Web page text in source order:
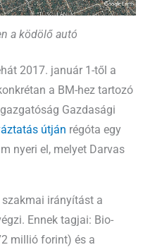
a ködölő autó
2017. január 1-től a
a BM-hez tartozó
Gazdasági
útján régóta egy
nyeri el, melyet Darvas
szakmai irányítást a
Ennek tagjai: Bio-
millió forint) és a